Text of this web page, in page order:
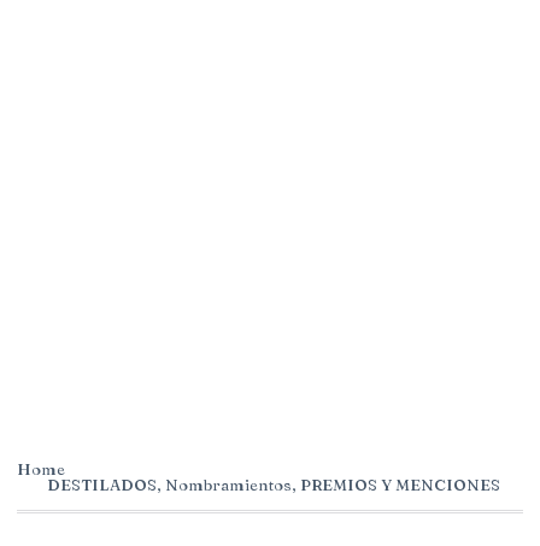
Home
DESTILADOS, Nombramientos, PREMIOS Y MENCIONES